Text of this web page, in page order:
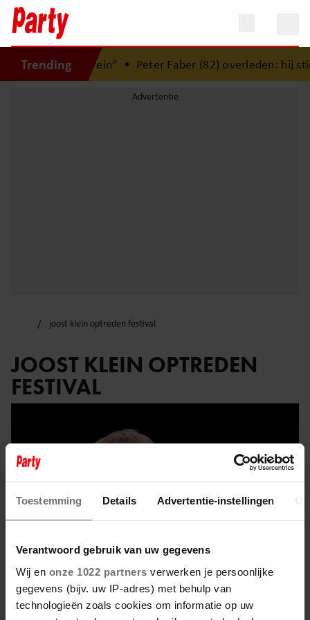
Toestemming Details Advertentie-instellingen
Verantwoord gebruik van uw gegevens
Wij en onze 1022 partners verwerken je persoonlijke
gegevens (bijv. uw IP-adres) met behulp van
technologieën zoals cookies om informatie op uw
Trending
voor mijn brein”•Peter Faber (82) overleden: hij
joost klein optreden festival
JOOST KLEIN OPTREDEN
FESTIVAL